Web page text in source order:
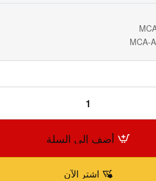
أضف إلى السلة
اشترِ الآن